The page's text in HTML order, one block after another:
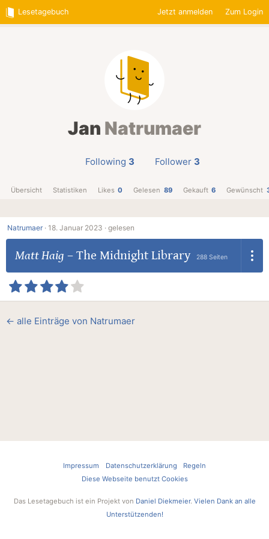
Lesetagebuch Jetzt anmelden Zum Login
Jan Natrumaer
Following 3 Follower 3
Übersicht Statistiken Likes 0 Gelesen 89 Gekauft 6 Gewünscht
Natrumaer · 18. Januar 2023 · gelesen
Matt Haig – The Midnight Library 288 Seiten
← alle Einträge von Natrumaer
Impressum Datenschutzerklärung
Regeln
Diese Webseite benutzt Cookies
Das Lesetagebuch ist ein Projekt von Daniel Diekmeier. Vielen Dank an alle
Unterstützenden!